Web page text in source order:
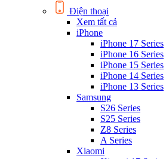
Điện thoại
Xem tất cả
iPhone
iPhone 17 Series
iPhone 16 Series
iPhone 15 Series
iPhone 14 Series
iPhone 13 Series
Samsung
S26 Series
S25 Series
Z8 Series
A Series
Xiaomi